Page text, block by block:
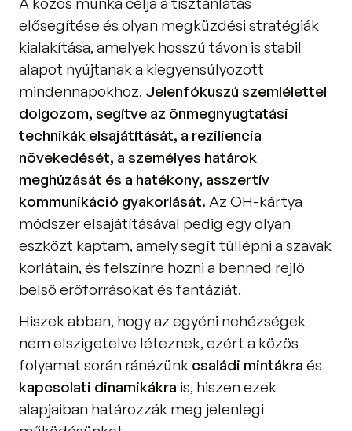
elősegítése és olyan megküzdési stratégiák
kialakítása, amelyek hosszú távon is stabil
alapot nyújtanak a kiegyensúlyozott
mindennapokhoz. Jelenfókuszú szemlélettel
dolgozom, segítve az önmegnyugtatási
technikák elsajátítását, a reziliencia
növekedését, a személyes határok
meghúzását és a hatékony, asszertív
kommunikáció gyakorlását. Az OH-kártya
módszer elsajátításával pedig egy olyan
eszközt kaptam, amely segít túllépni a szavak
korlátain, és felszínre hozni a benned rejlő
belső erőforrásokat és fantáziát.
Hiszek abban, hogy az egyéni nehézségek
nem elszigetelve léteznek, ezért a közös
folyamat során ránézünk családi mintákra
kapcsolati dinamikákra is, hiszen ezek
alapjaiban határozzák meg jelenlegi